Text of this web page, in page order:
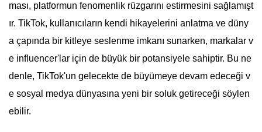
ması, platformun fenomenlik rüzgarını estirmesini sağlamışt
ır. TikTok, kullanıcıların kendi hikayelerini anlatma ve düny
a çapında bir kitleye seslenme imkanı sunarken, markalar v
e influencer'lar için de büyük bir potansiyele sahiptir. Bu ne
denle, TikTok'un gelecekte de büyümeye devam edeceği v
e sosyal medya dünyasına yeni bir soluk getireceği söylen
ebilir.